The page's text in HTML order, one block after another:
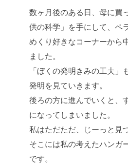
数ヶ月後のある日、母に買
供の科学」を手にして、ペ
めくり好きなコーナーから
ました。
「ぼくの発明きみの工夫」
発明を見ていきます。
後ろの方に進んでいくと、
になってしまいました。
私はただただ、じーっと見
そこには私の考えたハンガ
です。